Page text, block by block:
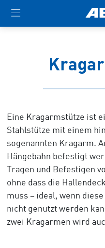
Eine Kragarmstütze ist
Stahlstütze mit einem
sogenannten Kragarm.
Hängebahn befestigt
Tragen und Befestigen
ohne dass die
muss – ideal, wenn
nicht genutzt werden
zwei Kragarmen wird